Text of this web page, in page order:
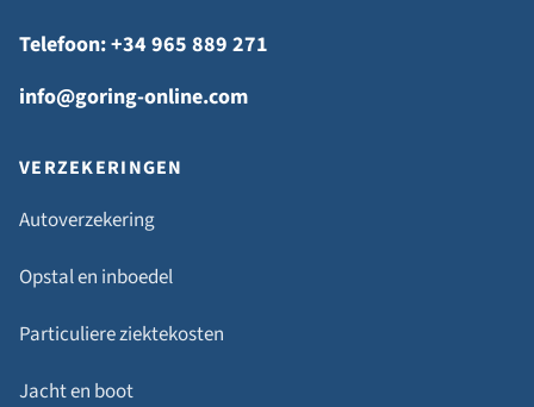
Telefoon: +34 965 889 271
info@goring-online.com
VERZEKERINGEN
Autoverzekering
Opstal en inboedel
Particuliere ziektekosten
Jacht en boot